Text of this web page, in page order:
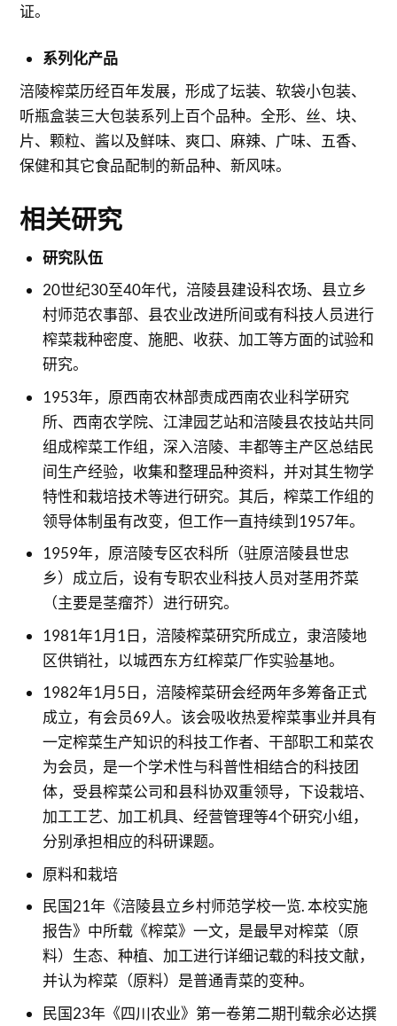
证。
系列化产品
涪陵榨菜历经百年发展，形成了坛装、软袋小包装、
听瓶盒装三大包装系列上百个品种。全形、丝、块、
片、颗粒、酱以及鲜味、爽口、麻辣、广味、五香、
保健和其它食品配制的新品种、新风味。
相关研究
研究队伍
20世纪30至40年代，涪陵县建设科农场、县立乡
村师范农事部、县农业改进所间或有科技人员进行
榨菜栽种密度、施肥、收获、加工等方面的试验和
研究。
1953年，原西南农林部责成西南农业科学研究
所、西南农学院、江津园艺站和涪陵县农技站共同
组成榨菜工作组，深入涪陵、丰都等主产区总结民
间生产经验，收集和整理品种资料，并对其生物学
特性和栽培技术等进行研究。其后，榨菜工作组的
领导体制虽有改变，但工作一直持续到1957年。
1959年，原涪陵专区农科所（驻原涪陵县世忠
乡）成立后，设有专职农业科技人员对茎用芥菜
（主要是茎瘤芥）进行研究。
1981年1月1日，涪陵榨菜研究所成立，隶涪陵地
区供销社，以城西东方红榨菜厂作实验基地。
1982年1月5日，涪陵榨菜研会经两年多筹备正式
成立，有会员69人。该会吸收热爱榨菜事业并具有
一定榨菜生产知识的科技工作者、干部职工和菜农
为会员，是一个学术性与科普性相结合的科技团
体，受县榨菜公司和县科协双重领导，下设栽培、
加工工艺、加工机具、经营管理等4个研究小组，
分别承担相应的科研课题。
原料和栽培
民国21年《涪陵县立乡村师范学校一览. 本校实施
报告》中所载《榨菜》一文，是最早对榨菜（原
料）生态、种植、加工进行详细记载的科技文献，
并认为榨菜（原料）是普通青菜的变种。
民国23年《四川农业》第一卷第二期刊载余必达撰